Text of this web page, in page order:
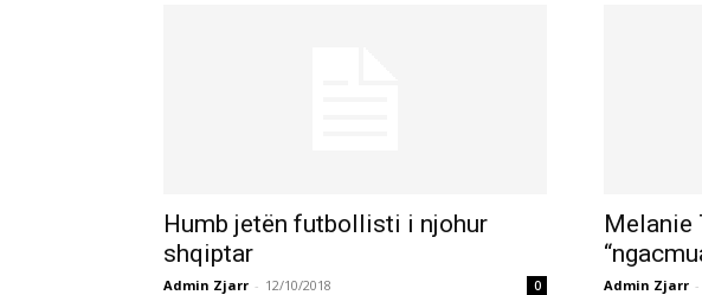
Humb jetën futbollisti i njohur
shqiptar
Admin Zjarr - 12/10/2018 0
Melanie
Admin Zjarr -